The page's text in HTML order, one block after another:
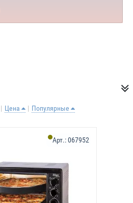
Цена Популярные
Арт.:067952